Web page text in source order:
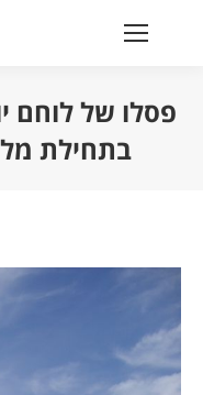
פסלו של לוחם
בתחילת